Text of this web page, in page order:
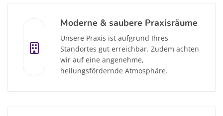
Moderne & saubere Praxisräume
Unsere Praxis ist aufgrund Ihres
Standortes gut erreichbar. Zudem achten
wir auf eine angenehme,
heilungsfördernde Atmosphäre.